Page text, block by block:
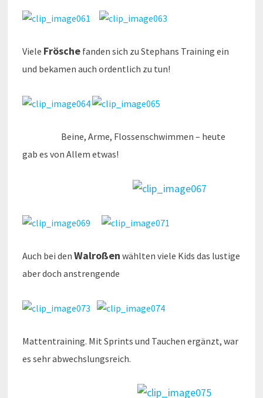
Viele Fröschefanden sich zu Stephans Training ein
und bekamen auch ordentlich zu tun!
Beine, Arme, Flossenschwimmen – heute
gab es von Allem etwas!
Auch bei den Walroßen wählten viele Kids das lustige
aber doch anstrengende
Mattentraining. Mit Sprints und Tauchen ergänzt, war
es sehr abwechslungsreich.